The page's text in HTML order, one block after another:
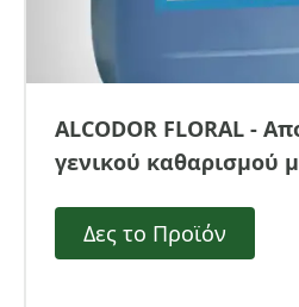
ALCODOR FLORAL -
γενικού καθαρισμού
Δες το Προϊόν